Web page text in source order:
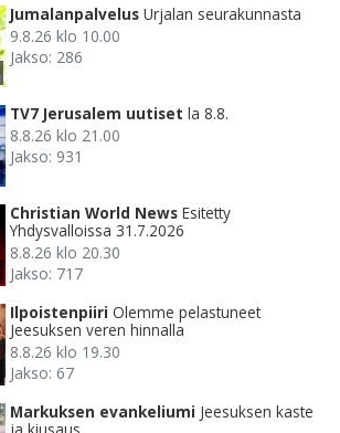
Jumalanpalvelus Urjalan seurakunnasta
9.8.26 klo 10.00
Jakso: 286
TV7 Jerusalem uutiset la 8.8.
8.8.26 klo 21.00
Jakso: 931
Christian World News Esitetty
Yhdysvalloissa 31.7.2026
8.8.26 klo 20.30
Jakso: 717
Ilpoistenpiiri Olemme pelastuneet
Jeesuksen veren hinnalla
8.8.26 klo 19.30
Jakso: 67
Markuksen evankeliumi Jeesuksen kaste